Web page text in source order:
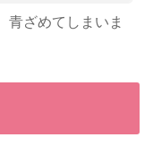
青ざめてしまいま